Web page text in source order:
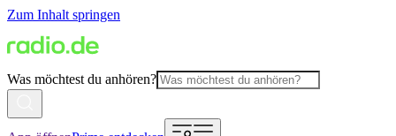
Zum Inhalt springen
Was möchtest du anhören?